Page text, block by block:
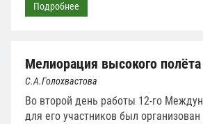
Подробнее
Мелиорация высокого полёта
С.А.Голохвастова
Во второй день работы 12-го
для его участников был